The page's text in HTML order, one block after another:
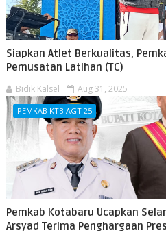
Siapkan Atlet Berkualitas,
Pemusatan Latihan (TC)
Bidik Kalsel Aug 31, 2025
PEMKAB KTB AGT 25
Pemkab Kotabaru Ucapkan
Arsyad Terima Penghargaan